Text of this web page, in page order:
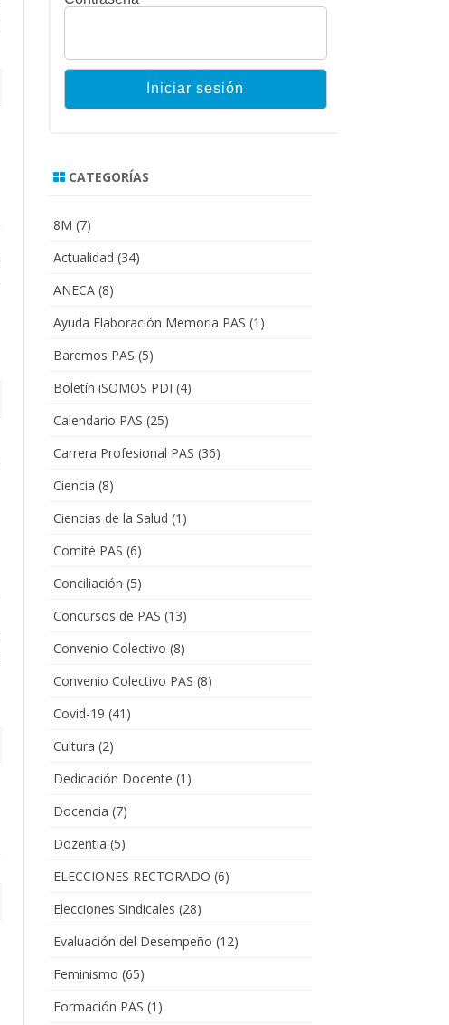
CATEGORÍAS
8M (7)
Actualidad (34)
ANECA(8)
Ayuda Elaboración Memoria PAS (1)
Baremos PAS (5)
Boletín iSOMOS PDI (4)
Calendario PAS (25)
Carrera Profesional PAS (36)
Ciencia (8)
Ciencias de la Salud (1)
Comité PAS (6)
Conciliación (5)
Concursos de PAS (13)
Convenio Colectivo (8)
Convenio Colectivo PAS (8)
Covid-19 (41)
Cultura (2)
Dedicación Docente (1)
Docencia (7)
Dozentia (5)
ELECCIONES RECTORADO (6)
Elecciones Sindicales (28)
Evaluación del Desempeño (12)
Feminismo (65)
Formación PAS (1)